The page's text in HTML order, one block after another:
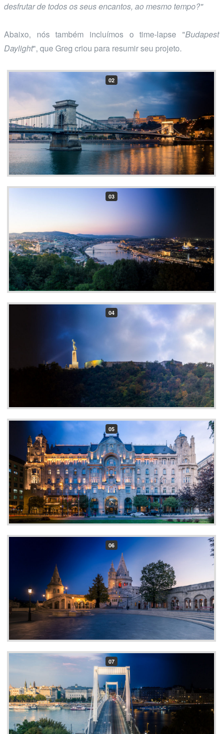
desfrutar de todos os seus encantos, ao mesmo tempo?"
Abaixo, nós também incluímos o time-lapse "Budapest
Daylight", que Greg criou para resumir seu projeto.
02
03
04
05
06
07